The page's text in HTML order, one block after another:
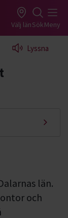
Välj länSökMeny
Lyssna
län.
och